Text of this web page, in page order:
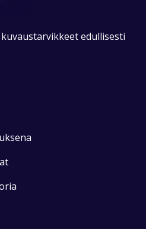
edullisesti